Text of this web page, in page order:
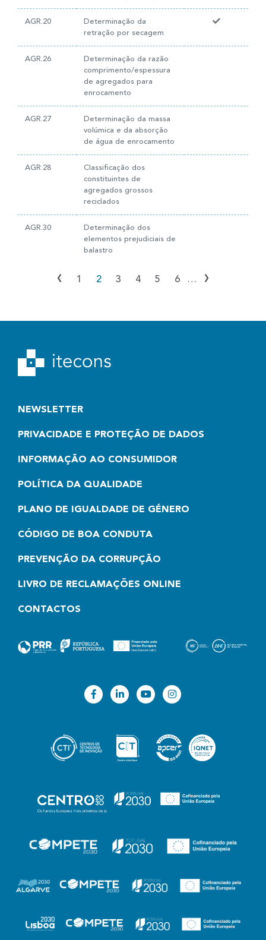
AGR.20
Determinação da
retração por secagem
AGR.26
Determinação da razão
comprimento/espessura
de agregados para
enrocamento
AGR.27
Determinação da massa
volúmica e da absorção
de água de enrocamento
AGR.28
Classificação dos
constituintes de
agregados grossos
reciclados
AGR.30
Determinação dos
elementos prejudiciais de
balastro
‹ 1 2 3 4 5 6 … ›
NEWSLETTER
PRIVACIDADE E PROTEÇÃO DE DADOS
INFORMAÇÃO AO CONSUMIDOR
POLÍTICA DA QUALIDADE
PLANO DE IGUALDADE DE GÉNERO
CÓDIGO DE BOA CONDUTA
PREVENÇÃO DA CORRUPÇÃO
LIVRO DE RECLAMAÇÕES ONLINE
CONTACTOS